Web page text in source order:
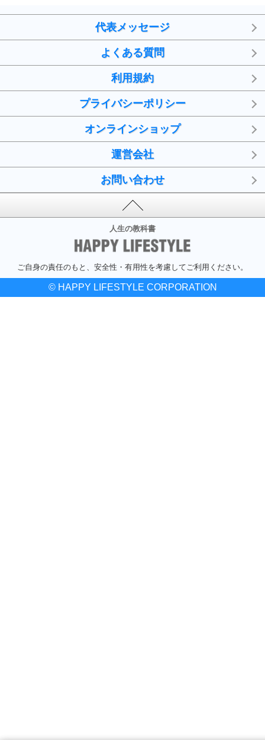
代表メッセージ
よくある質問
利用規約
プライバシーポリシー
オンラインショップ
運営会社
お問い合わせ
人生の教科書
ご自身の責任のもと、安全性・有用性を考慮してご利用ください。
© HAPPY LIFESTYLE CORPORATION